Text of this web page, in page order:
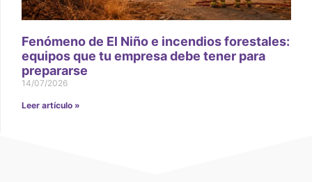
Fenómeno de El Niño e incendios forestales:
equipos que tu empresa debe tener para
prepararse
14/07/2026
Leer artículo »